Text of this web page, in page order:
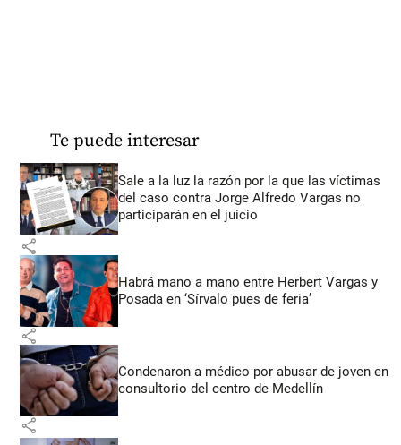
Te puede interesar
Sale a la luz la razón por la que las víctimas
del caso contra Jorge Alfredo Vargas no
participarán en el juicio
share
Habrá mano a mano entre Herbert Vargas y
Posada en ‘Sírvalo pues de feria’
share
Condenaron a médico por abusar de joven en
consultorio del centro de Medellín
share